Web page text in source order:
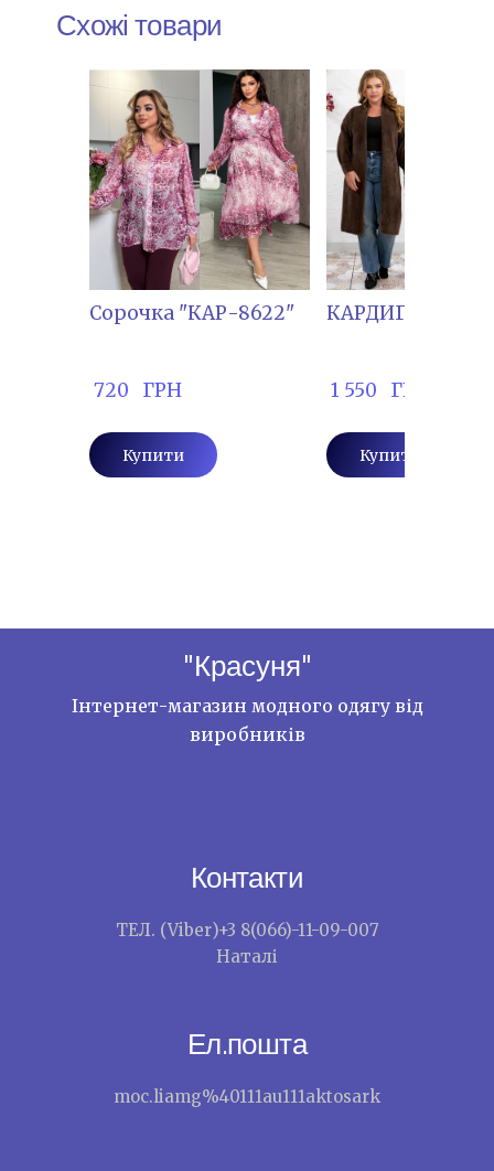
Схожі товари
Сорочка "КАР-8622"
720   ГРН
Купити
КАРДИГАН
1 550   ГРН
Купити
"Красуня"
Інтернет-магазин модного одягу від
виробників
Контакти
ТЕЛ. (Viber)+3 8(066)-11-09-007
Наталі
Ел.пошта
moc.liamg%40111au111aktosark